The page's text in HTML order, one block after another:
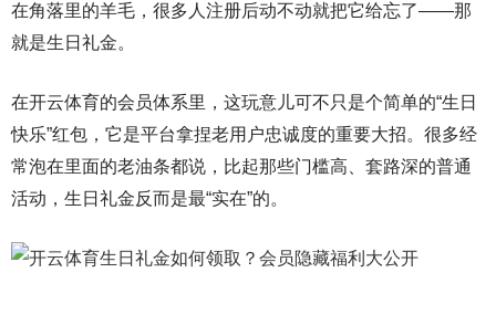
在角落里的羊毛，很多人注册后动不动就把它给忘了——那
就是生日礼金。
在开云体育的会员体系里，这玩意儿可不只是个简单的“生日
快乐”红包，它是平台拿捏老用户忠诚度的重要大招。很多经
常泡在里面的老油条都说，比起那些门槛高、套路深的普通
活动，生日礼金反而是最“实在”的。